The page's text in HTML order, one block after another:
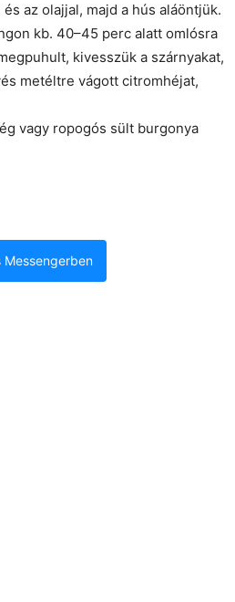
az olajjal, majd a hús aláöntjük.
kb. 40–45 perc alatt omlósra
kivesszük a szárnyakat,
metéltre vágott citromhéjat,
vagy ropogós sült burgonya
Messengerben